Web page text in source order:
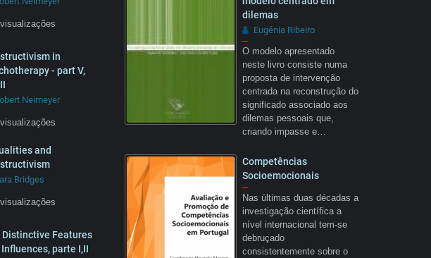
in
- part V,
Neimeyer
and
Bridges
Distinctive Features
parte I,II
dilemas
Eugénia Ribeiro
–
O modelo apresentado
neste livro consiste numa
proposta de intervenção
centrada na reconstrução do
significado associado aos
dilemas pessoais que,
criando impasse e…
Competências
Socioemocionais
–
Nas últimas duas décadas a
investigação científica a
nível internacional tem-se
debruçado
consistentemente sobre o